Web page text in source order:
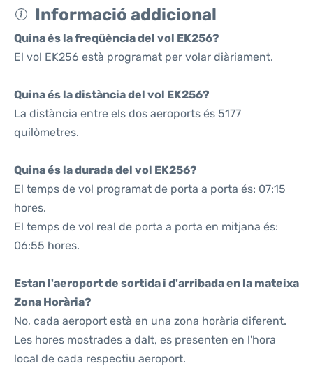
Informació addicional
Quina és la freqüència del vol EK256?
El vol EK256 està programat per volar diàriament.
Quina és la distància del vol EK256?
La distància entre els dos aeroports és 5177
quilòmetres.
Quina és la durada del vol EK256?
El temps de vol programat de porta a porta és: 07:15
hores.
El temps de vol real de porta a porta en mitjana és:
06:55 hores.
Estan l'aeroport de sortida i d'arribada en la mateixa
Zona Horària?
No, cada aeroport està en una zona horària diferent.
Les hores mostrades a dalt, es presenten en l'hora
local de cada respectiu aeroport.